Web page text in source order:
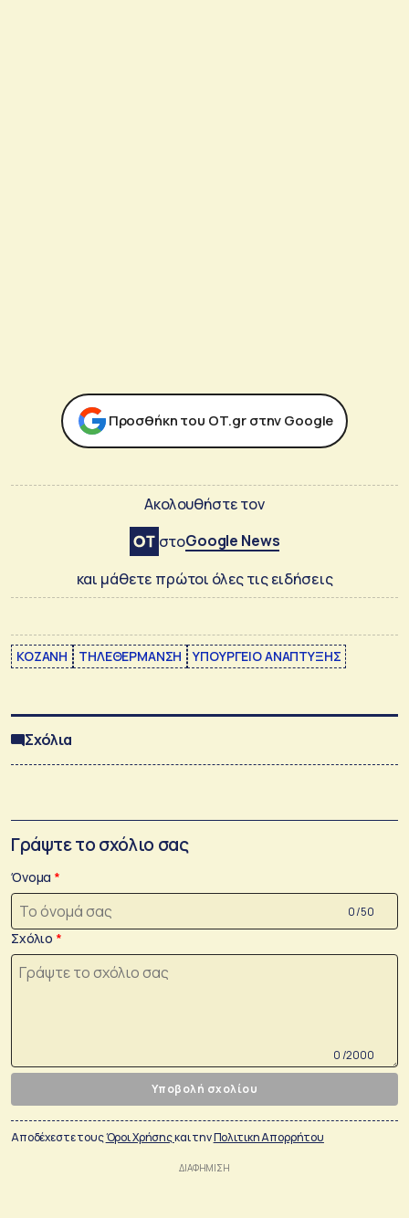
Προσθήκη του ΟΤ.gr στην Google
Ακολουθήστε τον
στοGoogle News
και μάθετε πρώτοι όλες τις ειδήσεις
ΚΟΖΑΝΗ ΤΗΛΕΘΕΡΜΑΝΣΗ ΥΠΟΥΡΓΕΙΟ ΑΝΑΠΤΥΞΗΣ
Σχόλια
Γράψτε το σχόλιο σας
Όνομα
0 /50
Σχόλιο
0 /2000
Υποβολή σχολίου
Αποδέχεστε τουςΌροι Χρήσηςκαι τηνΠολιτικη Απορρήτου